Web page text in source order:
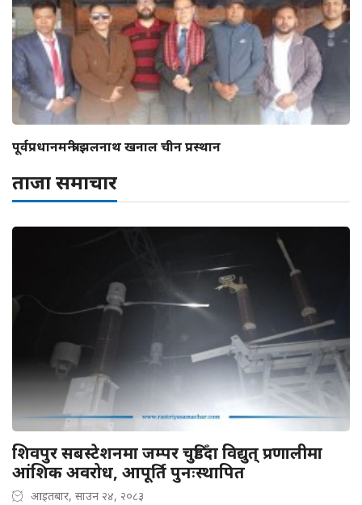
पूर्वप्रधानमन्त्री झलनाथ खनाल चीन प्रस्थान
ताजा समाचार
शिवपुर सबस्टेशनमा जम्पर चुडिँदा विद्युत् प्रणालीमा
आंशिक अवरोध, आपूर्ति पुनःस्थापित
आइतबार, साउन २४, २०८३